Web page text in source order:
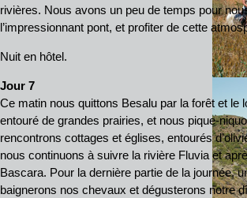
rivières. Nous avons un peu de temps pour
l’impressionnant pont, et profiter de cette
Nuit en hôtel.
Jour 7
Ce matin nous quittons Besalu par la forêt et
entouré de grandes prairies, et nous pique-
rencontrons cottages et églises, entourés
nous continuons à suivre la rivière Fluvia et
Bascara. Pour la dernière partie de la journée,
baignerons nos chevaux et dégusterons notre